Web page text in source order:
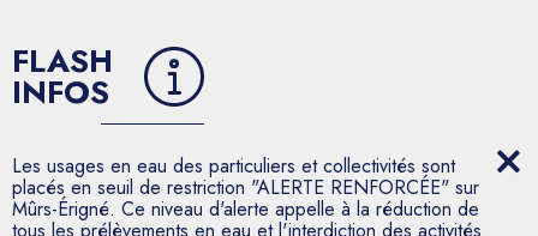
FLASH
INFOS
Les usages en eau des particuliers et collectivités sont
placés en seuil de restriction "ALERTE RENFORCÉE" sur
Mûrs-Érigné. Ce niveau d'alerte appelle à la réduction de